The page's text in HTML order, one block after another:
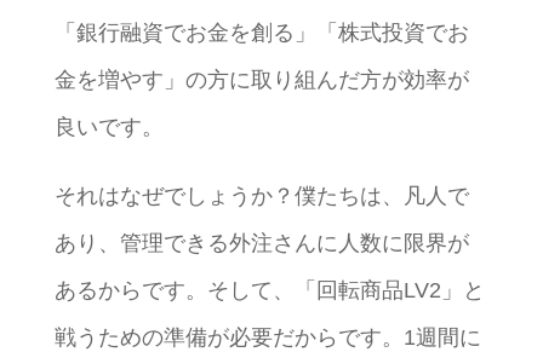
「銀行融資でお金を創る」「株式投資でお
金を増やす」の方に取り組んだ方が効率が
良いです。
それはなぜでしょうか？僕たちは、凡人で
あり、管理できる外注さんに人数に限界が
あるからです。そして、「回転商品LV2」と
戦うための準備が必要だからです。1週間に